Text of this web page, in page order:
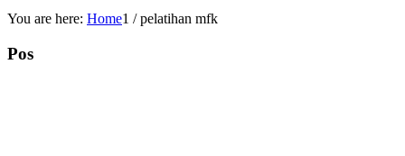
You are here: Home1 / pelatihan mfk
Pos